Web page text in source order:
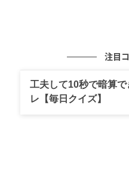
注目
工夫して10秒で暗算
レ【毎日クイズ】